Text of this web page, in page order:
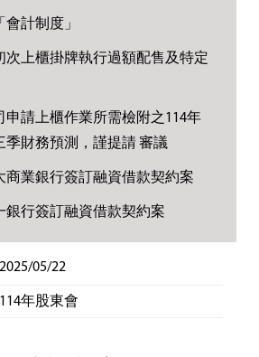
計制度」
次上櫃掛牌執行過額配售及特定
申請上櫃作業所需檢附之114年
季財務預測，謹提請 審議
商業銀行簽訂融資借款契約案
銀行簽訂融資借款契約案
2025/05/22
114年股東會